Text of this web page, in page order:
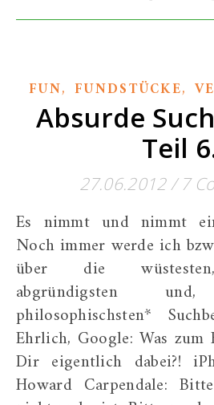
FUN, FUNDSTÜCKE,
Absurde
Teil
27.06.2012/ 7
Es nimmt und nimmt einfach kein Ende.
Noch immer werde ich
über die
abgründigsten
philosophischsten*
Ehrlich, Google: Was
Dir eigentlich dabei?!
Howard Carpendale: